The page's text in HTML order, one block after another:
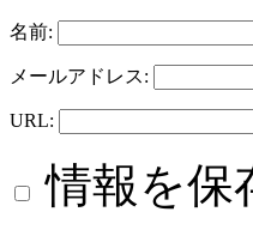
名前:
メールアドレス:
URL:
情報を保